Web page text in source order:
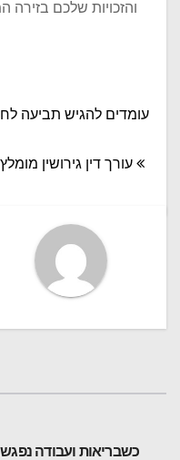
והזכויות שלכם בזירה
ניווט
עומדים להגיש תביעה
עורך דין גירושין
כשבריאות ועבודה